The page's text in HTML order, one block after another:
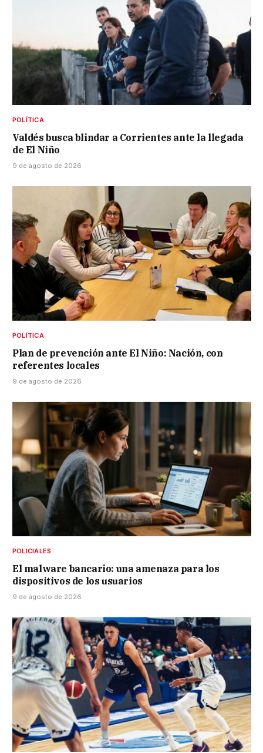
POLÍTICA
Valdés busca blindar a Corrientes ante la llegada
de El Niño
9 de agosto de 2026
POLÍTICA
Plan de prevención ante El Niño: Nación, con
referentes locales
9 de agosto de 2026
POLICIALES
El malware bancario: una amenaza para los
dispositivos de los usuarios
9 de agosto de 2026